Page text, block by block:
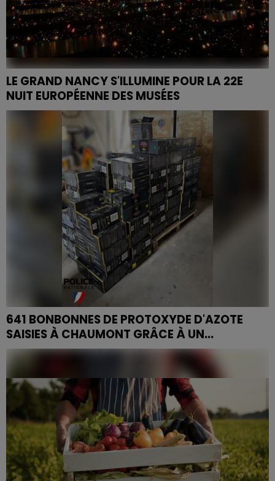
LE GRAND NANCY S'ILLUMINE POUR LA 22E
NUIT EUROPÉENNE DES MUSÉES
Le samedi 23 mai 2026, de nombreux musées de
Nancy et de sa métropole ouvriront gratuitement
leurs portes pour la 22e Nuit européenne des musées.
641 BONBONNES DE PROTOXYDE D'AZOTE
SAISIES À CHAUMONT GRÂCE À UN...
Un simple coup de fil au 17 a conduit à la saisie de 641
bonbonnes de protoxyde d'azote dans deux fourgons,
le 15 mai à Chaumont. Quatre hommes, surpris en...